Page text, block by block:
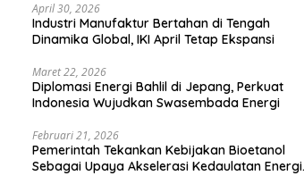
April 30, 2026
Industri Manufaktur Bertahan di Tengah
Dinamika Global, IKI April Tetap Ekspansi
Maret 22, 2026
Diplomasi Energi Bahlil di Jepang, Perkuat
Indonesia Wujudkan Swasembada Energi
Februari 21, 2026
Pemerintah Tekankan Kebijakan Bioetanol
Sebagai Upaya Akselerasi Kedaulatan Energi